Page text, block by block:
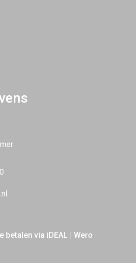
betalen via iDEAL | Wero